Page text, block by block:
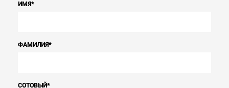
ИМЯ*
ФАМИЛИЯ*
СОТОВЫЙ*